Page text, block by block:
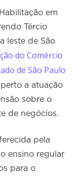
em
Tércio
leste de São
do Comércio
de São Paulo
a atuação
sobre o
de negócios.
pela
ensino regular
para o